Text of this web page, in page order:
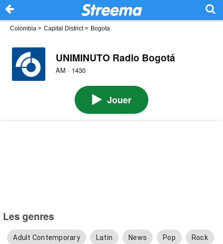
Colombia > Capital District> Bogota
UNIMINUTO Radio Bogotá
AM · 1430
Jouer
Les genres
Adult Contemporary Latin News Pop Rock